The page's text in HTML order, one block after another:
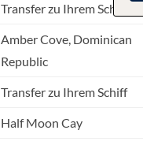
Transfer zu Ihrem Schiff
Amber Cove, Dominican
Republic
Transfer zu Ihrem Schiff
Half Moon Cay